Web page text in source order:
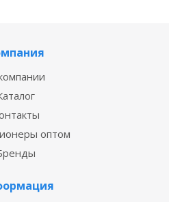
оптом